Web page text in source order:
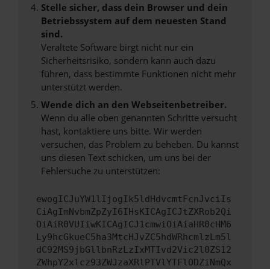
Stelle sicher, dass dein Browser und dein
Betriebssystem auf dem neuesten Stand
sind.
Veraltete Software birgt nicht nur ein
Sicherheitsrisiko, sondern kann auch dazu
führen, dass bestimmte Funktionen nicht mehr
unterstützt werden.
Wende dich an den Webseitenbetreiber.
Wenn du alle oben genannten Schritte versucht
hast, kontaktiere uns bitte. Wir werden
versuchen, das Problem zu beheben. Du kannst
uns diesen Text schicken, um uns bei der
Fehlersuche zu unterstützen:
ewogICJuYW1lIjogIk5ldHdvcmtFcnJvciIs
CiAgImNvbmZpZyI6IHsKICAgICJtZXRob2Qi
OiAiR0VUIiwKICAgICJ1cmwiOiAiaHR0cHM6
Ly9hcGkueC5ha3MtcHJvZC5hdWRhcmlzLm5l
dC92MS9jbGllbnRzLzIxMTIvd2Vic2l0ZS12
ZWhpY2xlcz93ZWJzaXRlPTVlYTFlODZiNmQx